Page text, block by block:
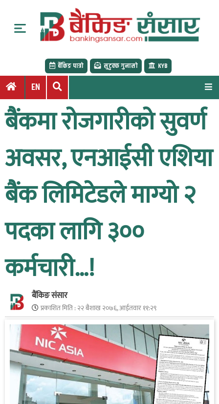
o
बैंकिङ पात्रो सुटुक्क गुनासो KYB
EN
बैंकमा रोजगारीको सुवर्ण
अवसर, एनआईसी एशिया
बैंक लिमिटेडले माग्यो २
पदका लागि ३००
कर्मचारी…!
बैंकिङ संसार
प्रकाशित मिति :२२ बैशाख २०७६, आईतवार ११:२९